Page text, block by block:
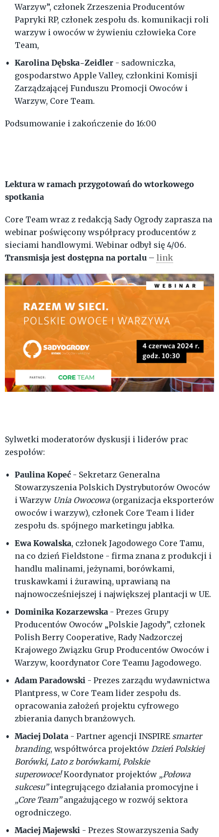
Warzyw”, członek Zrzeszenia Producentów
Papryki RP, członek zespołu ds. komunikacji roli
warzyw i owoców w żywieniu człowieka Core
Team,
Karolina Dębska-Zeidler - sadowniczka,
gospodarstwo Apple Valley, członkini Komisji
Zarządzającej Funduszu Promocji Owoców i
Warzyw, Core Team.
Podsumowanie i zakończenie do 16:00
Lektura w ramach przygotowań do wtorkowego
spotkania
Core Team wraz z redakcją Sady Ogrody zaprasza na
webinar poświęcony współpracy producentów z
sieciami handlowymi. Webinar odbył się 4/06.
Transmisja jest dostępna na portalu – link
Sylwetki moderatorów dyskusji i liderów prac
zespołów:
Paulina Kopeć - Sekretarz Generalna
Stowarzyszenia Polskich Dystrybutorów Owoców
i Warzyw Unia Owocowa (organizacja eksporterów
owoców i warzyw), członek Core Team i lider
zespołu ds. spójnego marketingu jabłka.
Ewa Kowalska, członek Jagodowego Core Tamu,
na co dzień Fieldstone - firma znana z produkcji i
handlu malinami, jeżynami, borówkami,
truskawkami i żurawiną, uprawianą na
najnowocześniejszej i największej plantacji w UE.
Dominika Kozarzewska - Prezes Grupy
Producentów Owoców „Polskie Jagody”, członek
Polish Berry Cooperative, Rady Nadzorczej
Krajowego Związku Grup Producentów Owoców i
Warzyw, koordynator Core Teamu Jagodowego.
Adam Paradowski - Prezes zarządu wydawnictwa
Plantpress, w Core Team lider zespołu ds.
opracowania założeń projektu cyfrowego
zbierania danych branżowych.
Maciej Dolata - Partner agencji INSPIRE smarter
branding, współtwórca projektów Dzień Polskiej
Borówki, Lato z borówkami, Polskie
superowoce!Koordynator projektów „Połowa
sukcesu”integrującego działania promocyjne i
„Core Team”angażującego w rozwój sektora
ogrodniczego.
Maciej Majewski - Prezes Stowarzyszenia Sady